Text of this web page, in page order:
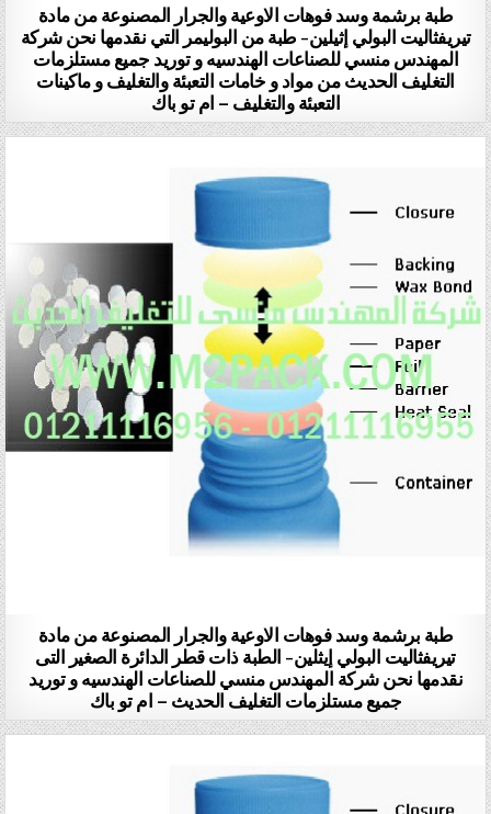
طبة برشمة وسد فوهات الاوعية والجرار المصنوعة من مادة
تيريفثاليت البولي إثيلين- طبة من البوليمر التي نقدمها نحن شركة
المهندس منسي للصناعات الهندسيه و توريد جميع مستلزمات
التغليف الحديث من مواد و خامات التعبئة والتغليف و ماكينات
التعبئة والتغليف – ام تو باك
طبة برشمة وسد فوهات الاوعية والجرار المصنوعة من مادة
تيريفثاليت البولي إيثلين- الطبة ذات قطر الدائرة الصغير التى
نقدمها نحن شركة المهندس منسي للصناعات الهندسيه و توريد
جميع مستلزمات التغليف الحديث – ام تو باك